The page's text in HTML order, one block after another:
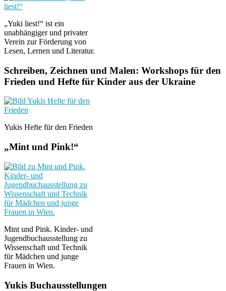
„Yuki liest!“ ist ein
unabhängiger und privater
Verein zur Förderung von
Lesen, Lernen und Literatur.
Schreiben, Zeichnen und Malen: Workshops für den
Frieden und Hefte für Kinder aus der Ukraine
Yukis Hefte für den Frieden
„Mint und Pink!“
Mint und Pink. Kinder- und
Jugendbuchausstellung zu
Wissenschaft und Technik
für Mädchen und junge
Frauen in Wien.
Yukis Buchausstellungen